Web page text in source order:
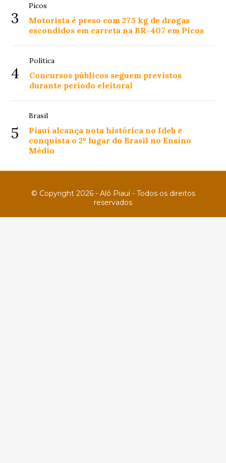
3
Picos
Motorista é preso com 273 kg de drogas
escondidos em carreta na BR-407 em Picos
4
Política
Concursos públicos seguem previstos
durante período eleitoral
5
Brasil
Piauí alcança nota histórica no Ideb e
conquista o 2º lugar do Brasil no Ensino
Médio
© Copyright 2026 - Alô Piauí - Todos os direitos
reservados